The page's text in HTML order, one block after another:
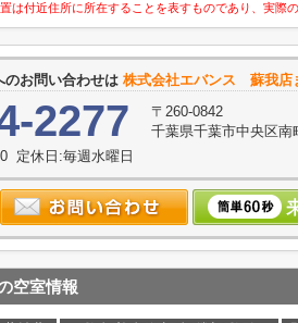
は付近住所に所在することを表すものであり、実際
のお問い合わせは 株式会社エバンス 蘇我店
2277
〒260-0842
千葉県千葉市中央区南
定休日:毎週水曜日
空室情報